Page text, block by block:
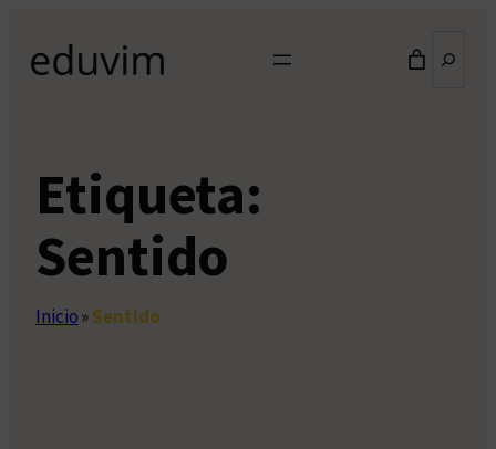
contenido
Etiqueta:
Sentido
Inicio»Sentido